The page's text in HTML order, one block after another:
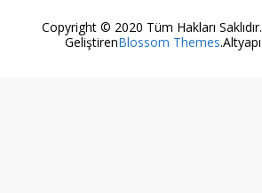
Copyright © 2020 Tüm Hakları Saklıdır.
GeliştirenBlossom Themes.Altyapı